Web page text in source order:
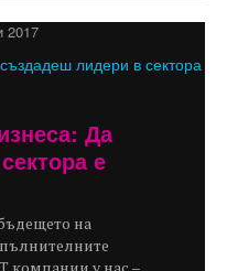
2017
Да
е
на